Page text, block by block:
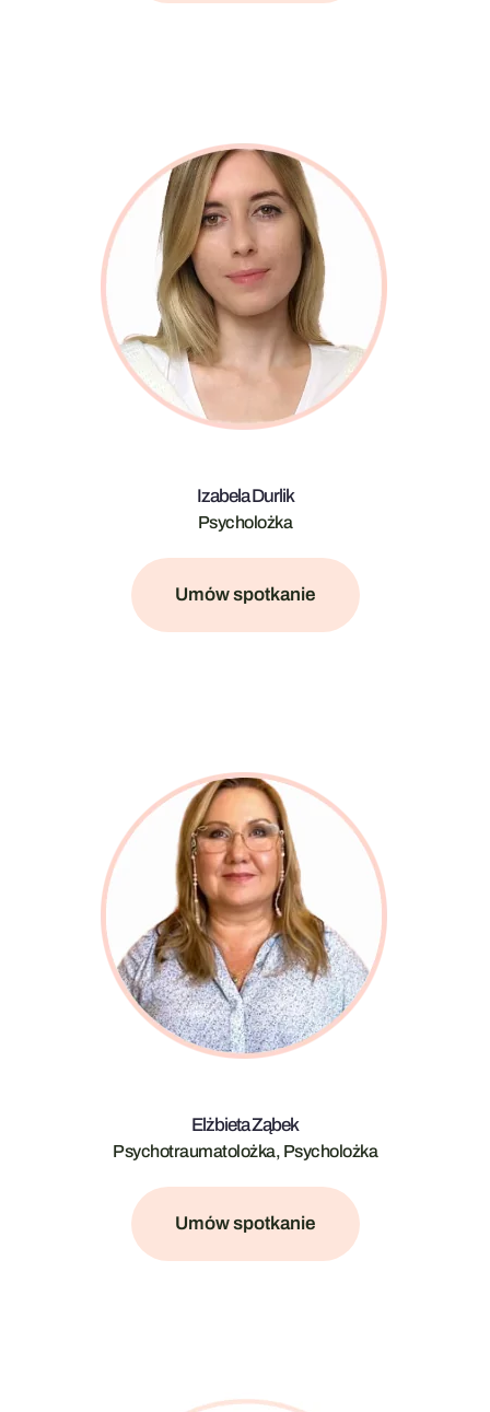
Izabela Durlik
Psycholożka
Umów spotkanie
Elżbieta Ząbek
Psychotraumatolożka, Psycholożka
Umów spotkanie